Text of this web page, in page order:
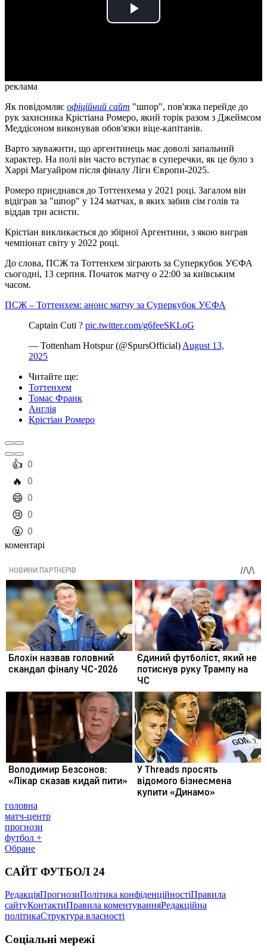
Play
реклама
Як повідомляє офіційний сайт "шпор", пов'язка перейде до
рук захисника Крістіана Ромеро, який торік разом з Джеймсом
Меддісоном виконував обов'язки віце-капітанів.
Варто зауважити, що аргентинець має доволі запальний
характер. На полі він часто вступає в суперечки, як це було з
Харрі Магуайром після фіналу Ліги Європи-2025.
Ромеро приєднався до Тоттенхема у 2021 році. Загалом він
відіграв за "шпор" у 124 матчах, в яких забив сім голів та
віддав три асисти.
Крістіан викликається до збірної Аргентини, з якою виграв
чемпіонат світу у 2022 році.
До слова, ПСЖ та Тоттенхем зіграють за Суперкубок УЄФА
сьогодні, 13 серпня. Початок матчу о 22:00 за київським
часом.
ПСЖ – Тоттенхем: анонс матчу за Суперкубок УЄФА
Captain Cuti ? pic.twitter.com/g6feeSKLoG
— Tottenham Hotspur (@SpursOfficial) August 13,
2025
Читайте ще:
Тоттенхем
Томас Франк
Англія
Крістіан Ромеро
️👍 0
️🔥 0
️😄 0
️😢 0
️🤬 0
коментарі
головна
матч-центр
прогнози
футбол +
Обране
САЙТ ФУТБОЛ 24
РедакціяПрогнозиПолітика конфіденційностіПравила
сайтуКонтактиПравила коментуванняРедакційна
політикаСтруктура власності
Соціальні мережі